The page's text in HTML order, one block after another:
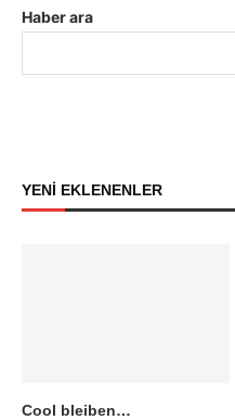
Haber ara
YENİ EKLENENLER
Cool bleiben…